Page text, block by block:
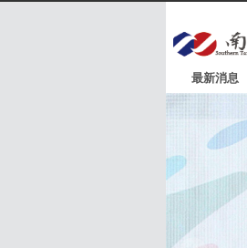
最新消息